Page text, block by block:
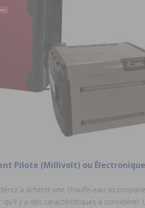
Pilote (Millivolt) ou Électronique
à acheter une chauffe-eau au
qu'il y a des caractéristiques à considérer.